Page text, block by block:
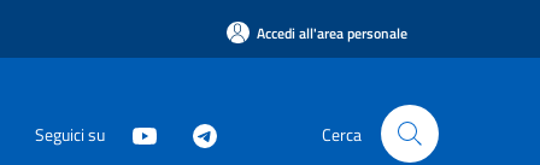
Accedi all'area personale
Seguici su Cerca